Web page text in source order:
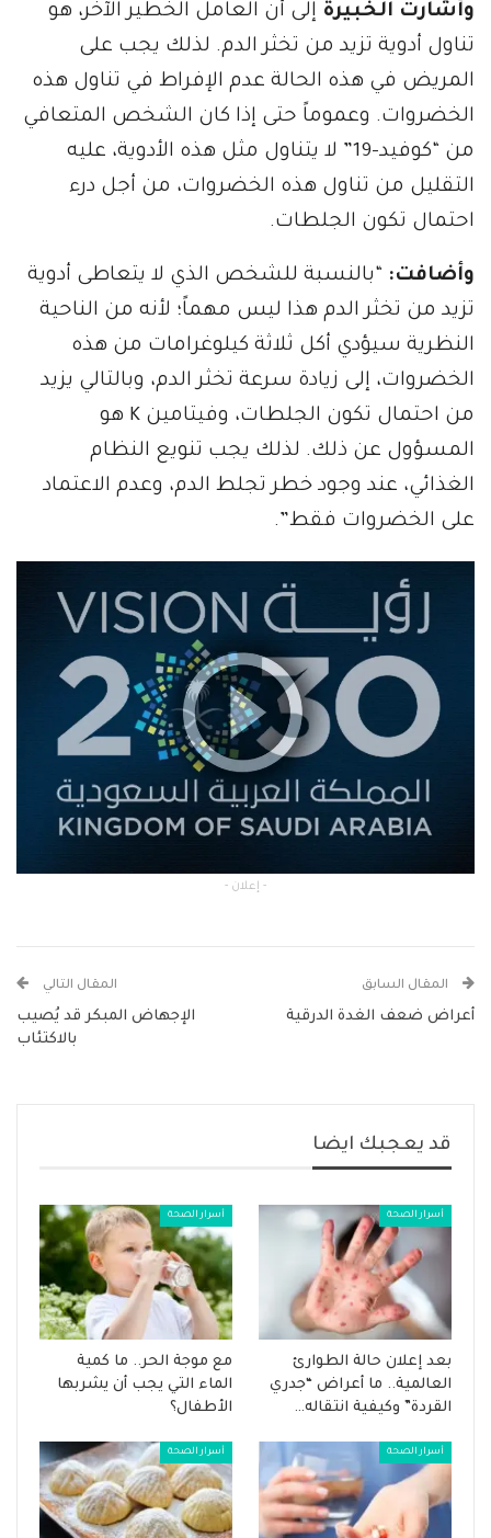
وأشارت الخبيرة إلى أن العامل الخطير الآخر، هو
تناول أدوية تزيد من تخثر الدم. لذلك يجب على
المريض في هذه الحالة عدم الإفراط في تناول هذه
الخضروات. وعموماً حتى إذا كان الشخص المتعافي
من “كوفيد-19” لا يتناول مثل هذه الأدوية، عليه
التقليل من تناول هذه الخضروات، من أجل درء
احتمال تكون الجلطات.
وأضافت: “بالنسبة للشخص الذي لا يتعاطى أدوية
تزيد من تخثر الدم هذا ليس مهماً؛ لأنه من الناحية
النظرية سيؤدي أكل ثلاثة كيلوغرامات من هذه
الخضروات، إلى زيادة سرعة تخثر الدم، وبالتالي يزيد
من احتمال تكون الجلطات، وفيتامين K هو
المسؤول عن ذلك. لذلك يجب تنويع النظام
الغذائي، عند وجود خطر تجلط الدم، وعدم الاعتماد
على الخضروات فقط”.
- إعلان -
المقال السابق
أعراض ضعف الغدة الدرقية
المقال التالي
الإجهاض المبكر قد يُصيب
بالاكتئاب
قد يعجبك ايضا
أسرار الصحة
بعد إعلان حالة الطوارئ
العالمية.. ما أعراض “جدري
القردة” وكيفية انتقاله…
أسرار الصحة
مع موجة الحر.. ما كمية
الماء التي يجب أن يشربها
الأطفال؟
أسرار الصحة أسرار الصحة